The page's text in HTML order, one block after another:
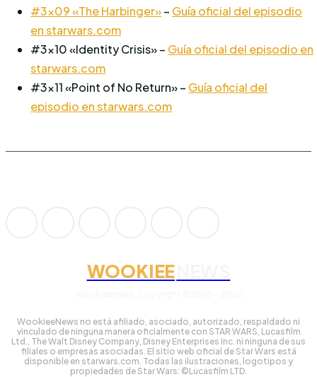
#3×09 «The Harbinger»– Guía oficial del episodio
en starwars.com
#3×10 «Identity Crisis» – Guía oficial del episodio en
starwars.com
#3×11 «Point of No Return» – Guía oficial del
episodio en starwars.com
WOOKIEE
WookieeNews no está afiliado, asociado, autorizado, respaldado ni
vinculado de ninguna manera oficialmente con STAR WARS, Lucasfilm
Ltd., The Walt Disney Company, Disney Enterprises Inc. ni ninguna de sus
filiales o empresas asociadas. El sitio web oficial de Star Wars está
disponible en starwars.com. Todas las ilustraciones, logotipos y
propiedades de Star Wars: ©Lucasfilm LTD.